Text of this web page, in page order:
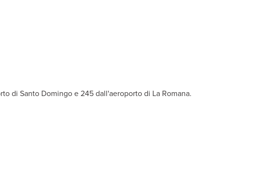
di Santo Domingo e 245 dall'aeroporto di La Romana.
spa.